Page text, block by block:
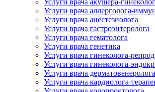
Услуги врача акушера-
Услуги врача аллерголога-
Услуги врача анестезиолога
Услуги врача гастроэнтеролога
Услуги врача гематолога
Услуги врача генетика
Услуги врача гинеколога-
Услуги врача гинеколога-
Услуги врача дерматовенеролога
Услуги врача кардиолога-